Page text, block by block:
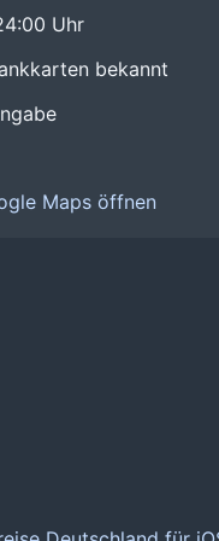
Uhr
bekannt
Maps öffnen